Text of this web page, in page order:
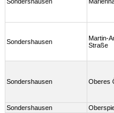
Sondershausen
Martin-
Straße
Sondershausen Oberes
Sondershausen